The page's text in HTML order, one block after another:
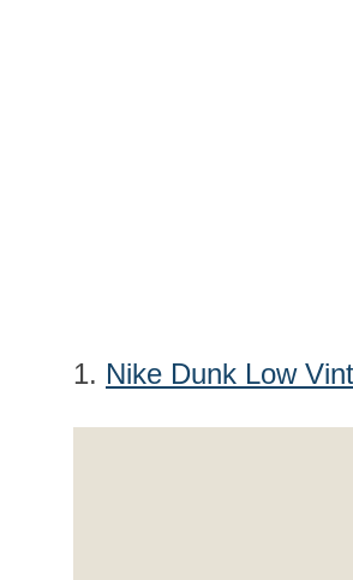
1. Nike Dunk Low